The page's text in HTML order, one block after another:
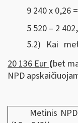
9 240 x 0,26
5 520 – 2
5.2) Kai
20 136 Eur(bet
NPD
Metinis